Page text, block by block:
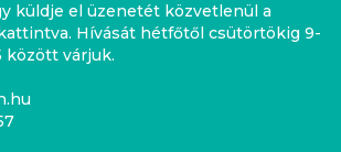
küldje el üzenetét közvetlenül a
Hívását hétfőtől csütörtökig 9-
között várjuk.